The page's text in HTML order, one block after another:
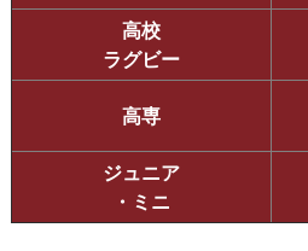
高校
ラグビー
高専
ジュニア
・ミニ